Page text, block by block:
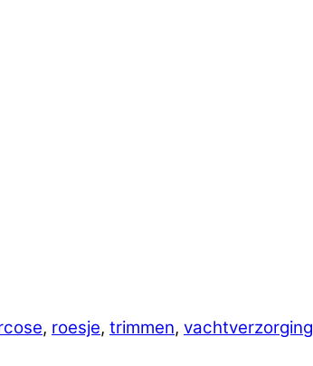
, roesje, trimmen, vachtverzorging